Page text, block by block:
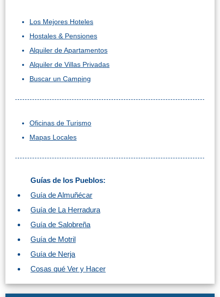
Los Mejores Hoteles
Hostales & Pensiones
Alquiler de Apartamentos
Alquiler de Villas Privadas
Buscar un Camping
Oficinas de Turismo
Mapas Locales
Guías de los Pueblos:
Guía de Almuñécar
Guía de La Herradura
Guía de Salobreña
Guía de Motril
Guía de Nerja
Cosas qué Ver y Hacer